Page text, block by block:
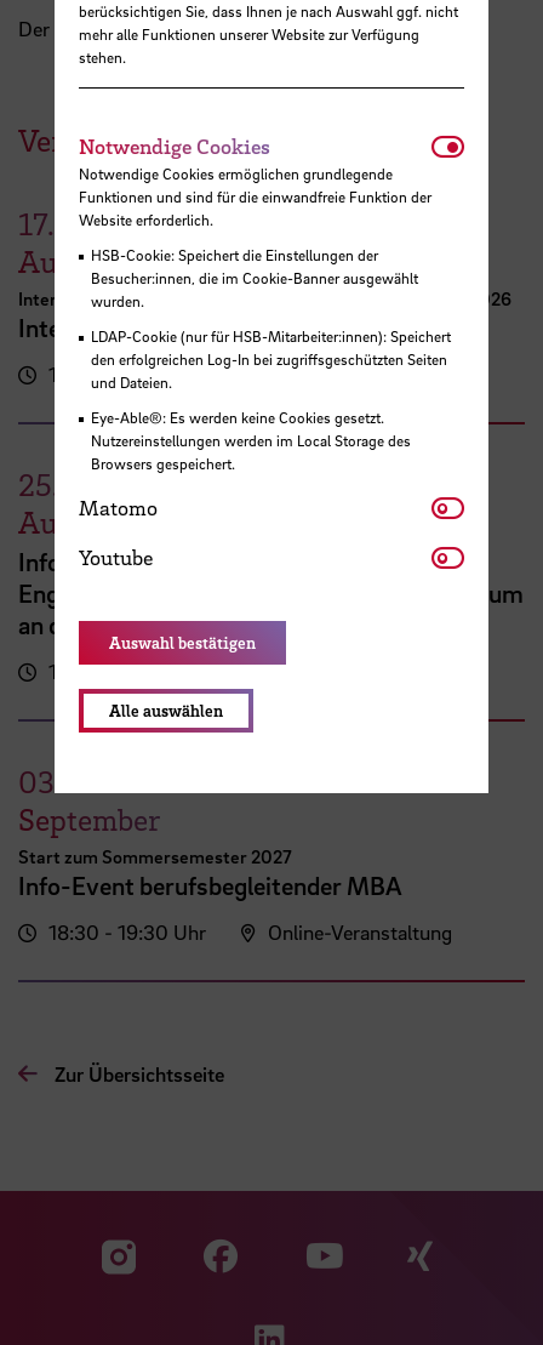
Der Zugangscode zum Online-Infofermin lautet: 1234
Veranstaltungen der HSB
17.
August
International Week Computer Science and Digital Media 2026
International FutureNow! Symposium
16:00 - 17:30 Uhr Kassenhalle
25.
August
Info Session zu Vollzeitprogrammen:
Englischsprachiges MBA- oder Masterstudium
an der HSB
16:00 - 17:00 Uhr Online-Veranstaltung
03.
September
Start zum Sommersemester 2027
Info-Event berufsbegleitender MBA
18:30 - 19:30 Uhr Online-Veranstaltung
Zur Übersichtsseite
Zu unserer Facebook
Zu
berücksichtigen Sie, dass Ihnen je nach Auswahl ggf. nicht
mehr alle Funktionen unserer Website zur Verfügung
stehen.
Notwendige Cookies
Notwendige Cookies ermöglichen grundlegende
Funktionen und sind für die einwandfreie Funktion der
Website erforderlich.
HSB-Cookie: Speichert die Einstellungen der
Besucher:innen, die im Cookie-Banner ausgewählt
wurden.
LDAP-Cookie (nur für HSB-Mitarbeiter:innen): Speichert
den erfolgreichen Log-In bei zugriffsgeschützten Seiten
und Dateien.
Eye-Able®: Es werden keine Cookies gesetzt.
Nutzereinstellungen werden im Local Storage des
Browsers gespeichert.
Matomo Matomo
Youtube Youtube
Auswahl bestätigen
Alle auswählen